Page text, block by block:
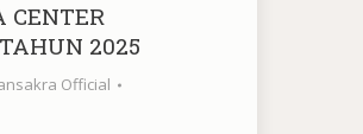
CENTER
2025
Official